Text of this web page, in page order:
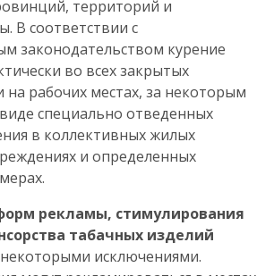
территорий и
В соответствии с
законодательством курение
во всех закрытых
рабочих местах, за некоторым
специально отведенных
в коллективных жилых
и определенных
рекламы, стимулирования
табачных изделий
некоторыми исключениями.